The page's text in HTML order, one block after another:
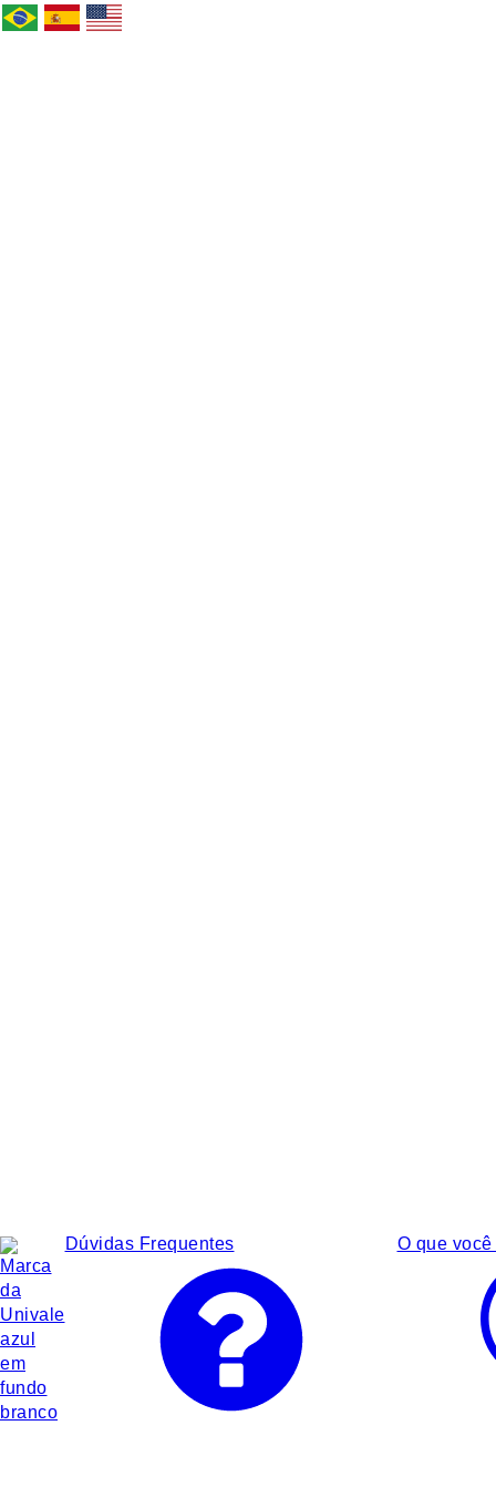
Dúvidas Frequentes O que